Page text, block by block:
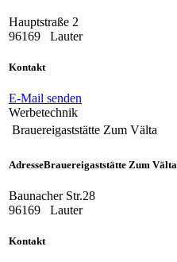
Hauptstraße 2
96169
Lauter
Kontakt
E-Mail senden
Werbetechnik
Brauereigaststätte Zum Välta
AdresseBrauereigaststätte Zum Välta
Baunacher Str.28
96169
Lauter
Kontakt